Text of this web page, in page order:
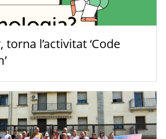
l’activitat ‘Code